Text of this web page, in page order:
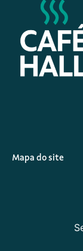
Mapa do site